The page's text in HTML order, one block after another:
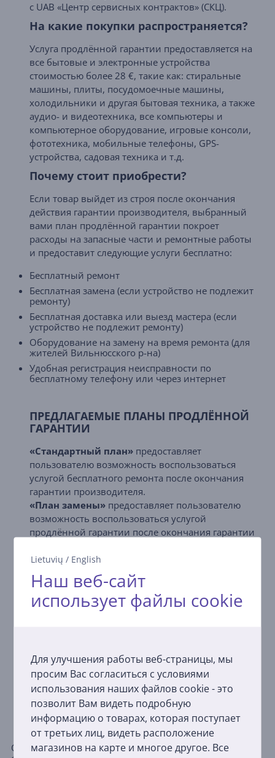
Lietuvių / English
Наш веб-сайт
использует файлы cookie
Для улучшения работы веб-страницы, мы
просим Вас согласиться с условиями
использования наших файлов cookie - это
позволит Вам видеть подробную
информацию о товарах, которая поступает
от третьих лиц, видеть расположение
магазинов на карте и многое другое. Все
с UAB «Центр сервисных контрактов» (СКЦ).
На какие покупки распространяется?
Услуга продлённой гарантии предоставляется на
все бытовые и электронные устройства
стоимостью более 28 €, такие как: стиральные
машины, плиты, посудомоечные машины,
холодильники и другая бытовая техника, а также
аудио- и видеотехника, все компьютеры и
компьютерное оборудование, игровые консоли,
фототехника, мобильные телефоны, GPS-
устройства, садовая техника и т.д.
Почему стоит приобрести?
Если товар выйдет из строя после окончания
действия гарантии производителя, выбранный
вами план продлённой гарантии покроет
расходы на запасные части и ремонтные работы
и предоставит следующие услуги бесплатно:
Бесплатный ремонт
Бесплатная замена (если устройство не подлежит
ремонту)
Бесплатная доставка или выезд мастера (если
устройство не подлежит ремонту)
Оборудование на замену на время ремонта (для
жителей Вильнюсского р-на)
Удобная регистрация неисправности по
бесплатному телефону или через интернет
ПРЕДЛАГАЕМЫЕ ПЛАНЫ ПРОДЛЁННОЙ
ГАРАНТИИ
«Стандартный план» предоставляет
пользователю возможность воспользоваться
услугой бесплатного ремонта после окончания
гарантии производителя.
«План замены» предоставляет пользователю
возможность воспользоваться услугой
продлённой гарантии после окончания гарантии
по вине производителя устройство не
ремонтируется, а заменяется новым
(аналогичным или идентичным).
«Extra план»предоставляет пользователю
возможность воспользоваться услугой
ранее чем через 1 месяц после покупки товара, но
не позднее чем за 3 месяца до окончания
гарантии производителя (в течение 21 месяца с
момента покупки).
Где можно приобрести?
Вы можете приобрести продлённую гарантию:
Оформляя заказ онлайн или при получении товара в